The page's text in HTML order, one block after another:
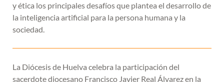
y ética los principales desafíos que plantea el desarrollo de
la inteligencia artificial para la persona humana y la
sociedad.
La Diócesis de Huelva celebra la participación del
sacerdote diocesano Francisco Javier Real Álvarez en la